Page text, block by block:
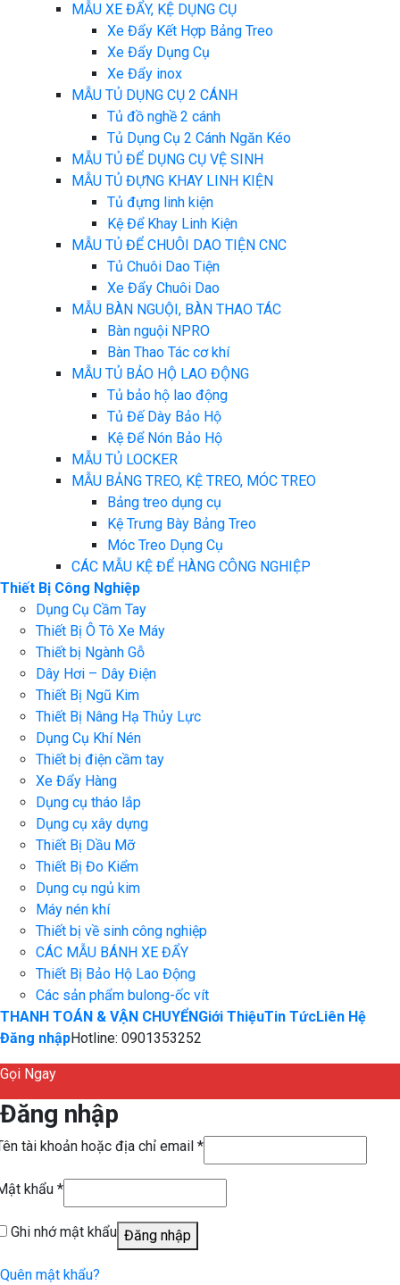
MẪU XE ĐẨY, KỆ DỤNG CỤ
Xe Đẩy Kết Hợp Bảng Treo
Xe Đẩy Dụng Cụ
Xe Đẩy inox
MẪU TỦ DỤNG CỤ 2 CÁNH
Tủ đồ nghề 2 cánh
Tủ Dụng Cụ 2 Cánh Ngăn Kéo
MẪU TỦ ĐỂ DỤNG CỤ VỆ SINH
MẪU TỦ ĐỰNG KHAY LINH KIỆN
Tủ đựng linh kiện
Kệ Để Khay Linh Kiện
MẪU TỦ ĐỂ CHUÔI DAO TIỆN CNC
Tủ Chuôi Dao Tiện
Xe Đẩy Chuôi Dao
MẪU BÀN NGUỘI, BÀN THAO TÁC
Bàn nguội NPRO
Bàn Thao Tác cơ khí
MẪU TỦ BẢO HỘ LAO ĐỘNG
Tủ bảo hộ lao động
Tủ Đế Dày Bảo Hộ
Kệ Để Nón Bảo Hộ
MẪU TỦ LOCKER
MẪU BẢNG TREO, KỆ TREO, MÓC TREO
Bảng treo dụng cụ
Kệ Trưng Bày Bảng Treo
Móc Treo Dụng Cụ
CÁC MẪU KỆ ĐỂ HÀNG CÔNG NGHIỆP
Thiết Bị Công Nghiệp
Dụng Cụ Cầm Tay
Thiết Bị Ô Tô Xe Máy
Thiết bị Ngành Gỗ
Dây Hơi – Dây Điện
Thiết Bị Ngũ Kim
Thiết Bị Nâng Hạ Thủy Lực
Dụng Cụ Khí Nén
Thiết bị điện cầm tay
Xe Đẩy Hàng
Dụng cụ tháo lắp
Dụng cụ xây dựng
Thiết Bị Dầu Mỡ
Thiết Bị Đo Kiểm
Dụng cụ ngủ kim
Máy nén khí
Thiết bị về sinh công nghiệp
CÁC MẪU BÁNH XE ĐẨY
Thiết Bị Bảo Hộ Lao Động
Các sản phẩm bulong-ốc vít
THANH TOÁN & VẬN CHUYỂNGiới ThiệuTin TứcLiên Hệ
Đăng nhậpHotline: 0901353252
Gọi Ngay
Đăng nhập
tài khoản hoặc địa chỉ email *
khẩu *
Ghi nhớ mật khẩu Đăng nhập
Quên mật khẩu?